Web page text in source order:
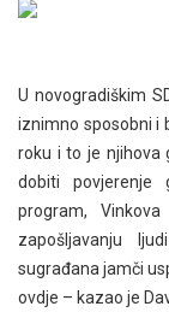
U novogradiškim
iznimno sposobni i
roku i to je njihova
dobiti povjerenje
program,
zapošljavanju
sugrađana jamči
ovdje – kazao je